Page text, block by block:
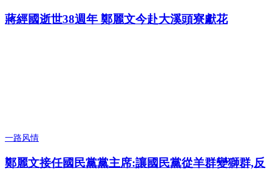
蔣經國逝世38週年 鄭麗文今赴大溪頭寮獻花
一路风情
鄭麗文接任國民黨黨主席:讓國民黨從羊群變獅群,反